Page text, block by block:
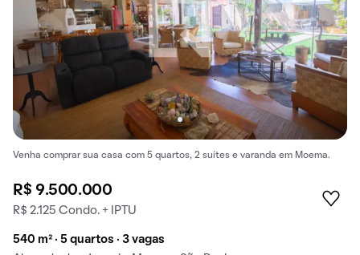
Venha comprar sua casa com 5 quartos, 2 suítes e varanda em Moema.
R$ 9.500.000
R$ 2.125 Condo. + IPTU
540 m² · 5 quartos · 3 vagas